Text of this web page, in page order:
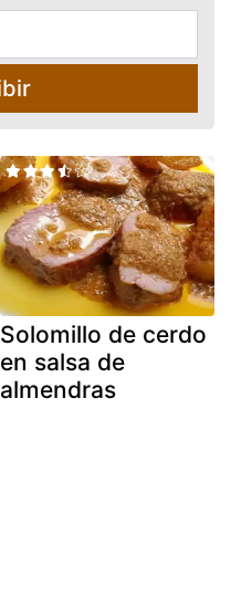
Solomillo de cerdo
en salsa de
almendras